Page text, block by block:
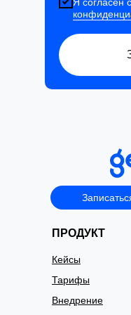
ПРОДУКТ
Внедрение
Кейсы
Тарифы